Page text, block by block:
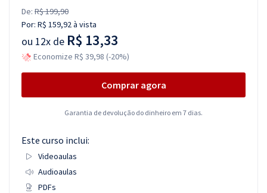
De: R$ 199,90
Por: R$ 159,92à vista
ou 12x de R$ 13,33
Economize R$ 39,98 (-20%)
Comprar agora
Garantia de devolução do dinheiro em 7 dias.
Este curso inclui:
Videoaulas
Audioaulas
PDFs